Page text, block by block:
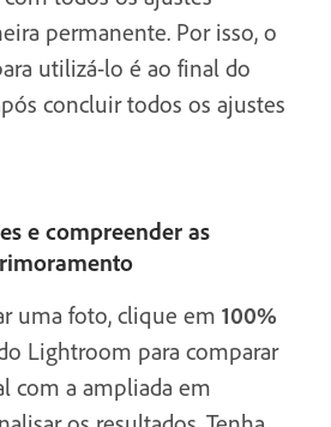
permanente. Por isso, o
utilizá-lo é ao final do
concluir todos os ajustes
e compreender as
uma foto, clique em 100%
Lightroom para comparar
com a ampliada em